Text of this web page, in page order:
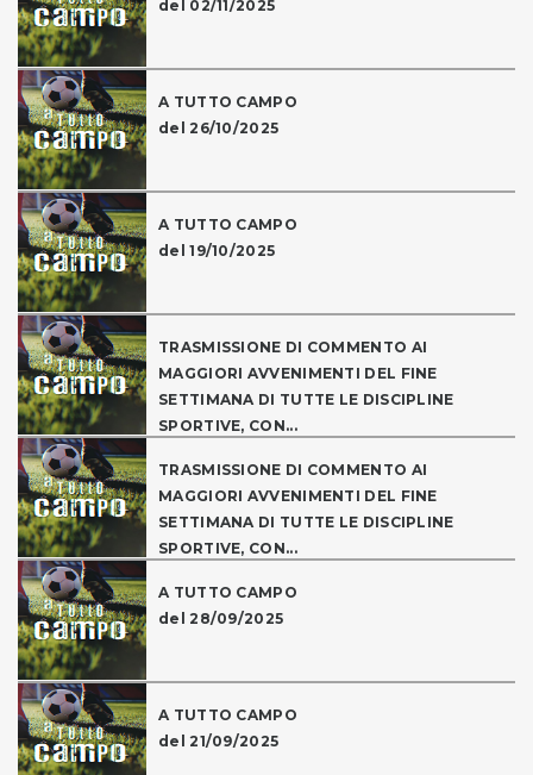
del 02/11/2025
A TUTTO CAMPO
del 26/10/2025
A TUTTO CAMPO
del 19/10/2025
TRASMISSIONE DI COMMENTO AI
MAGGIORI AVVENIMENTI DEL FINE
SETTIMANA DI TUTTE LE DISCIPLINE
SPORTIVE, CON...
TRASMISSIONE DI COMMENTO AI
MAGGIORI AVVENIMENTI DEL FINE
SETTIMANA DI TUTTE LE DISCIPLINE
SPORTIVE, CON...
A TUTTO CAMPO
del 28/09/2025
A TUTTO CAMPO
del 21/09/2025